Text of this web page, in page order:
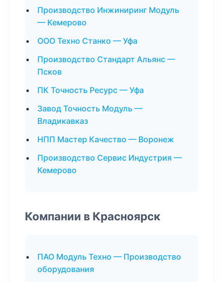
Производство Инжиниринг Модуль
— Кемерово
ООО Техно Станко — Уфа
Производство Стандарт Альянс —
Псков
ПК Точность Ресурс — Уфа
Завод Точность Модуль —
Владикавказ
НПП Мастер Качество — Воронеж
Производство Сервис Индустрия —
Кемерово
Компании в Красноярск
ПАО Модуль Техно — Производство
оборудования